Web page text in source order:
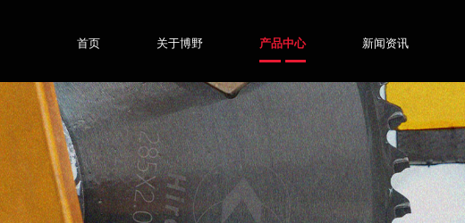
首页 关于博野 产品中心 新闻资讯